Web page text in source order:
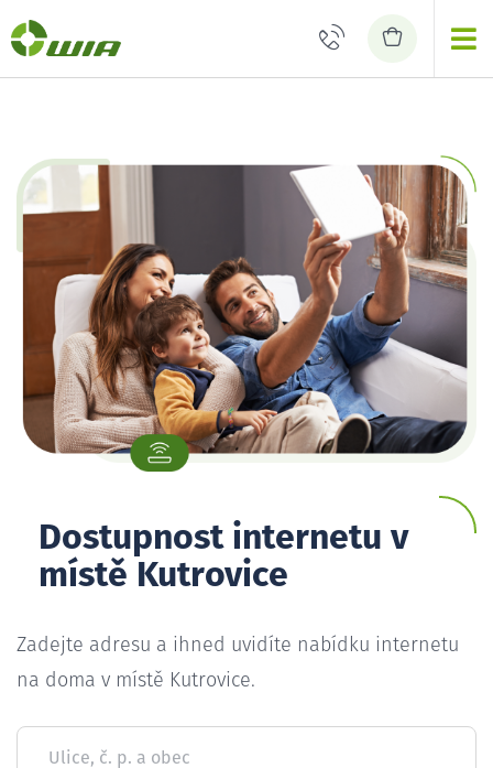
Dostupnost internetu v
místě Kutrovice
Zadejte adresu a ihned uvidíte nabídku internetu
na doma v místě Kutrovice.
Ulice, č. p. a obec